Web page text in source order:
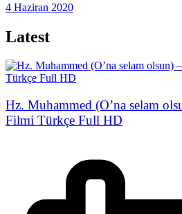
4 Haziran 2020
Latest
Hz. Muhammed (O’na selam
Filmi Türkçe Full HD